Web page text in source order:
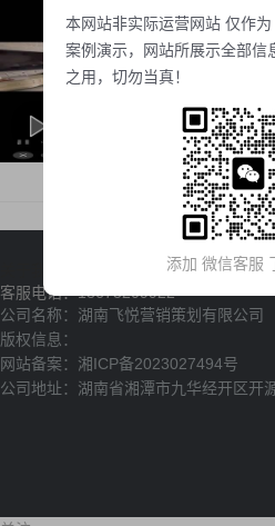
隐私声明
客服电话：18673209922
公司名称：湖南飞悦营销策划有限公司
版权信息：
网站备案： 湘ICP备2023027494号
公司地址：湖南省湘潭市九华经开区开
本网站非实际运营网站 仅作
案例演示，网站所展示全部信
之用，切勿当真！
添加 微信客服